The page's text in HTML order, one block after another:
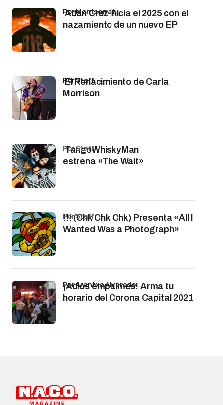
Adán Cruz inicia el 2025 con el
nazamiento de un nuevo EP
por Montserrat
El Renacimiento de Carla
Morrison
por Staff
TangoWhiskyMan
estrena «The Wait»
por Staff
!!! (Chk Chk Chk) Presenta «All I
Wanted Was a Photograph»
por Staff
¡Adiós empalmes! Arma tu
horario del Corona Capital 2021
por Arantxa Alvarado